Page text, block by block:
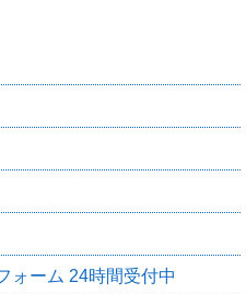
ォーム 24時間受付中